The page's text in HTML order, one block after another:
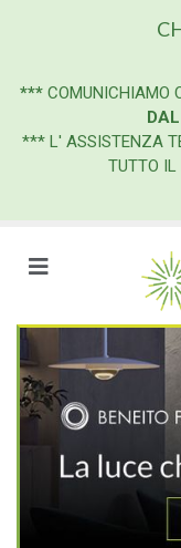
*** COMUNICHIAMO
*** L' ASSISTENZA
TUTTO IL